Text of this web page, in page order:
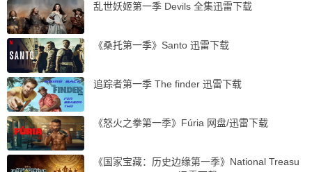
乱世妖姬第一季 Devils 全集迅雷下载
《桑托第一季》Santo 迅雷下载
追踪者第一季 The finder 迅雷下载
《怒火之拳第一季》Fúria 网盘/迅雷下载
《国家宝藏：历史边缘第一季》National Treasu